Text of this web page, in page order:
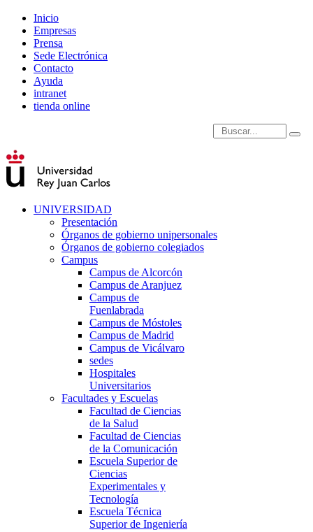
Inicio
Empresas
Prensa
Sede Electrónica
Contacto
Ayuda
intranet
tienda online
Introduce términos de
UNIVERSIDAD
Presentación
Órganos de gobierno unipersonales
Órganos de gobierno colegiados
Campus
Campus de Alcorcón
Campus de Aranjuez
Campus de
Fuenlabrada
Campus de Móstoles
Campus de Madrid
Campus de Vicálvaro
sedes
Hospitales
Universitarios
Facultades y Escuelas
Facultad de Ciencias
de la Salud
Facultad de Ciencias
de la Comunicación
Escuela Superior de
Ciencias
Experimentales y
Tecnología
Escuela Técnica
Superior de Ingeniería